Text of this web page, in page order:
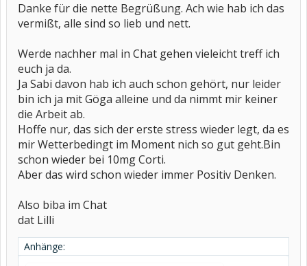
Danke für die nette Begrüßung. Ach wie hab ich das
vermißt, alle sind so lieb und nett.
Werde nachher mal in Chat gehen vieleicht treff ich
euch ja da.
Ja Sabi davon hab ich auch schon gehört, nur leider
bin ich ja mit Göga alleine und da nimmt mir keiner
die Arbeit ab.
Hoffe nur, das sich der erste stress wieder legt, da es
mir Wetterbedingt im Moment nich so gut geht.Bin
schon wieder bei 10mg Corti.
Aber das wird schon wieder immer Positiv Denken.
Also biba im Chat
dat Lilli
Anhänge: